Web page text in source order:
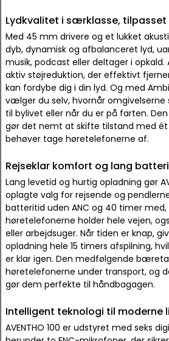
Lydkvalitet i særklasse, tilpasset
Med 45 mm drivere og et lukket
dyb, dynamisk og afbalanceret lyd,
musik, podcast eller deltager i opkald.
aktiv støjreduktion, der effektivt
kan fordybe dig i din lyd. Og med
vælger du selv, hvornår omgivelserne
til bylivet eller når du er på farten.
gør det nemt at skifte tilstand med ét
behøver tage høretelefonerne af.
Rejseklar komfort og lang
Lang levetid og hurtig opladning gør
oplagte valg for rejsende og
batteritid uden ANC og 40 timer
høretelefonerne holder hele vejen,
eller arbejdsuger. Når tiden er knap,
opladning hele 15 timers afspilning,
er klar igen. Den medfølgende
høretelefonerne under transport, og
gør dem perfekte til håndbagagen.
Intelligent teknologi til moderne
AVENTHO 100 er udstyret med seks